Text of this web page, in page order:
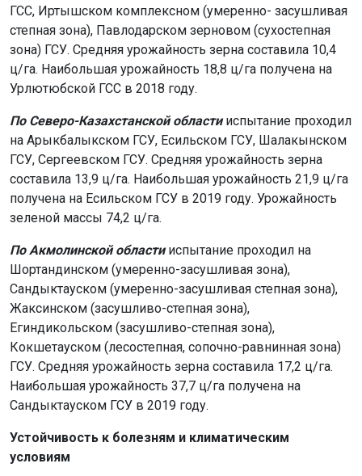
ГСС, Иртышском комплексном (умеренно- засушливая
степная зона), Павлодарском зерновом (сухостепная
зона) ГСУ. Средняя урожайность зерна составила 10,4
ц/га. Наибольшая урожайность 18,8 ц/га получена на
Урлютюбской ГСС в 2018 году.
По Северо-Казахстанской областииспытание проходил
на Арыкбалыкском ГСУ, Есильском ГСУ, Шалакынском
ГСУ, Сергеевском ГСУ. Средняя урожайность зерна
составила 13,9 ц/га. Наибольшая урожайность 21,9 ц/га
получена на Есильском ГСУ в 2019 году. Урожайность
зеленой массы 74,2 ц/га.
По Акмолинской областииспытание проходил на
Шортандинском (умеренно-засушливая зона),
Сандыктауском (умеренно-засушливая степная зона),
Жаксинском (засушливо-степная зона),
Егиндикольском (засушливо-степная зона),
Кокшетауском (лесостепная, сопочно-равнинная зона)
ГСУ. Средняя урожайность зерна составила 17,2 ц/га.
Наибольшая урожайность 37,7 ц/га получена на
Сандыктауском ГСУ в 2019 году.
Устойчивость к болезням и климатическим
условиям